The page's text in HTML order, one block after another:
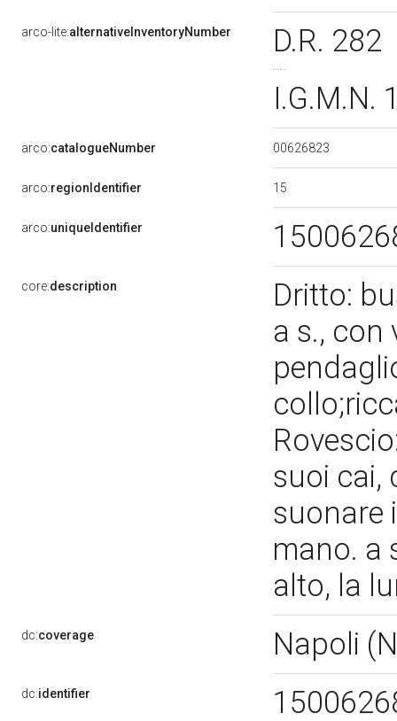
arco-lite:alternativeInventoryNumber
D.R. 282
I.G.M.N.
arco:catalogueNumber 00626823
arco:regionIdentifier 15
arco:uniqueIdentifier
core:description
Dritto:
a s.,
suoi cai,
suonare
mano. a
alto, la
dc:coverage Napoli
dc:identifier